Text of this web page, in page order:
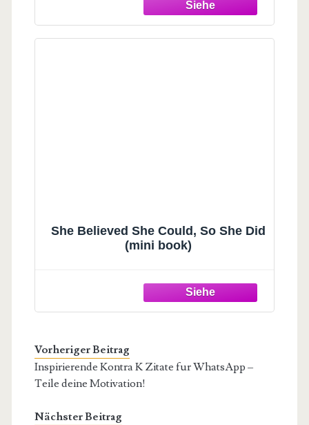
She Believed She Could, So She Did
(mini book)
Vorheriger Beitrag
Inspirierende Kontra K Zitate fur WhatsApp –
Teile deine Motivation!
Nächster Beitrag